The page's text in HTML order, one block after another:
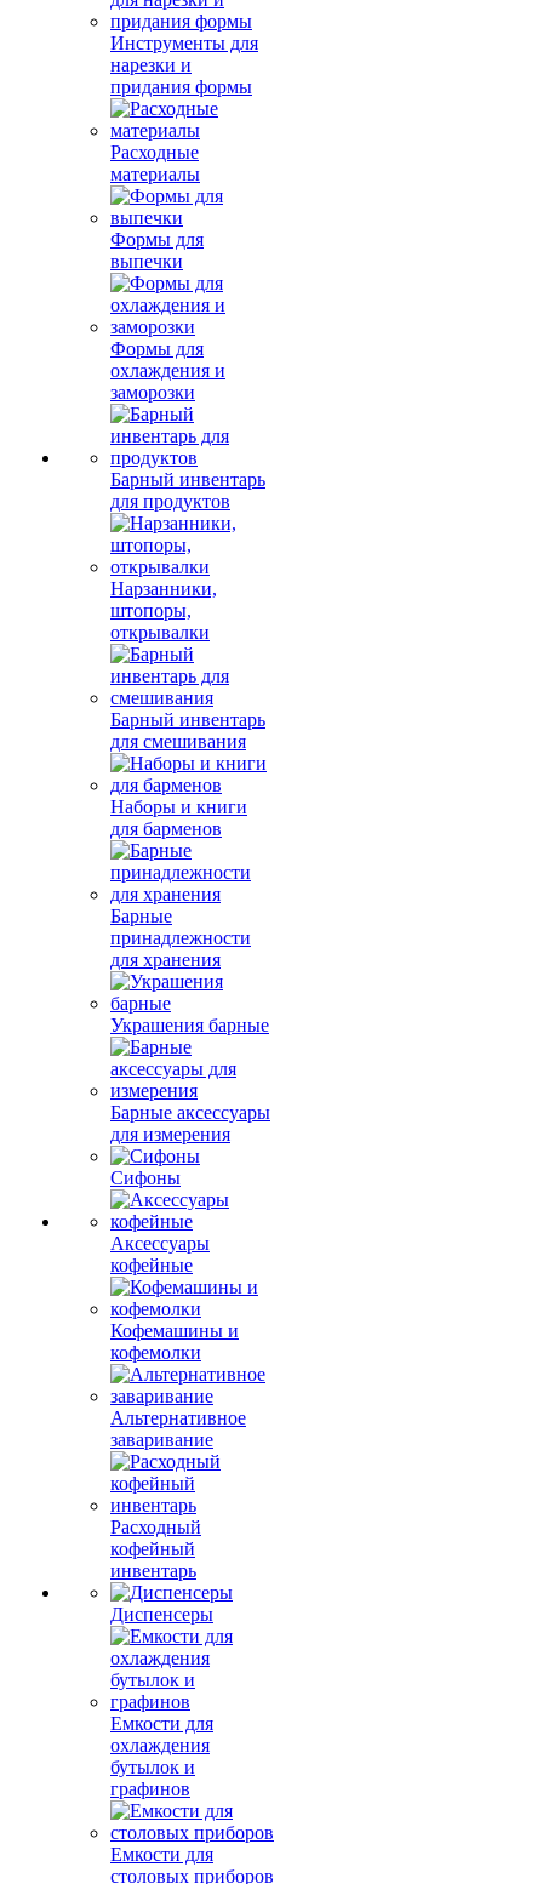
Инструменты для
нарезки и
придания формы
Расходные
материалы
Формы для
выпечки
Формы для
охлаждения и
заморозки
Барный инвентарь
для продуктов
Нарзанники,
штопоры,
открывалки
Барный инвентарь
для смешивания
Наборы и книги
для барменов
Барные
принадлежности
для хранения
Украшения барные
Барные аксессуары
для измерения
Сифоны
Аксессуары
кофейные
Кофемашины и
кофемолки
Альтернативное
заваривание
Расходный
кофейный
инвентарь
Диспенсеры
Емкости для
охлаждения
бутылок и
графинов
Емкости для
столовых приборов